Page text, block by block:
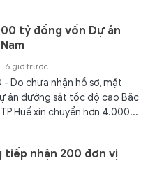
tỷ đồng vốn Dự án
6 giờ trước
- Do chưa nhận hồ sơ, mặt
án đường sắt tốc độ cao Bắc
Huế xin chuyển hơn 4.000...
tiếp nhận 200 đơn vị